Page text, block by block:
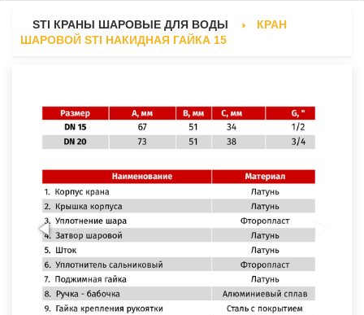
STI КРАНЫ ШАРОВЫЕ ДЛЯ ВОДЫ
КРАН
ШАРОВОЙ STI НАКИДНАЯ ГАЙКА 15